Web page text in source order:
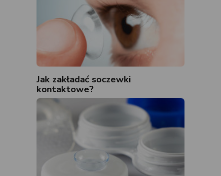
Jak zakładać soczewki
kontaktowe?